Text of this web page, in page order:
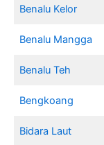
Benalu Kelor
Benalu Mangga
Benalu Teh
Bengkoang
Bidara Laut